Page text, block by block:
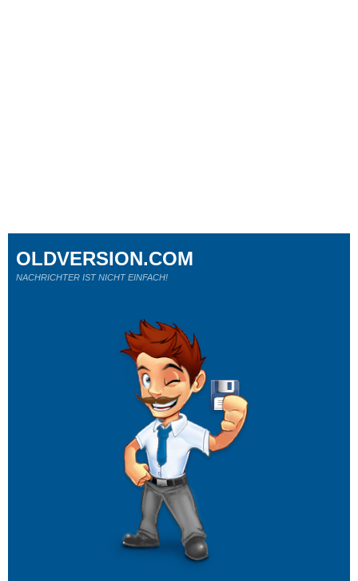
OLDVERSION.COM
NACHRICHTER IST NICHT EINFACH!